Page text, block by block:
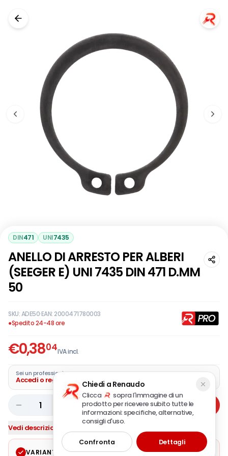
DIN471 UNI7435
ANELLO DI ARRESTO PER ALBERI
(SEEGER E) UNI 7435 DIN 471 D.MM
50
SKU:ADE50·EAN:2000471780003
●Spedito 24-48 ore
€0,3804IVA incl.
Sei un professionista?
Accedi o registra la tua azienda
1 Aggiungi
Vedi descrizione completa
VARIANTE SELEZIONATA Modifica
Chiedi a Renaudo
Clicca
sopra l'immagine di un
prodotto per ricevere subito tutte le
informazioni: specifiche, alternative,
consigli d'uso.
Confronta Dettagli